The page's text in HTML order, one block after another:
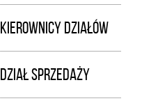
KIEROWNICY DZIAŁÓW
DZIAŁ SPRZEDAŻY